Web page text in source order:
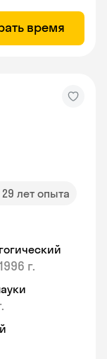
время
29 лет опыта
1996 г.